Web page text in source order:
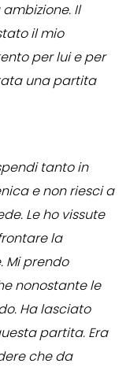
Il
il mio
per lui e per
una partita
tanto in
e non riesci a
Le ho vissute
la
Mi prendo
nonostante le
Ha lasciato
partita. Era
che da